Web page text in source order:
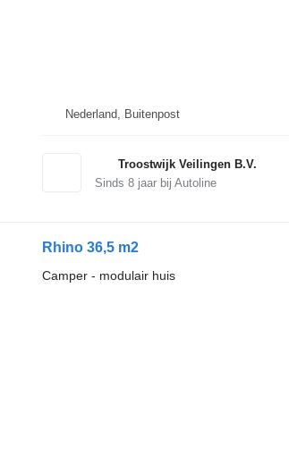
Nederland, Buitenpost
Troostwijk Veilingen B.V.
Sinds 8jaar bij Autoline
Rhino 36,5 m2
Camper - modulair huis